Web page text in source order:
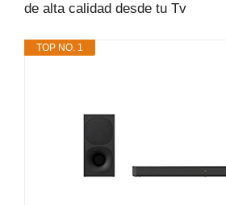
de alta calidad desde tu Tv
TOP NO. 1